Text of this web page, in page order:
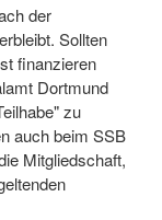
der
Sollten
finanzieren
Dortmund
zu
auch beim SSB
Mitgliedschaft,